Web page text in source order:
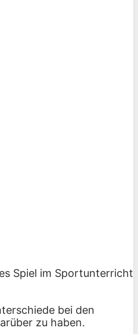
Spiel im Sportunterricht
bei den
zu haben.